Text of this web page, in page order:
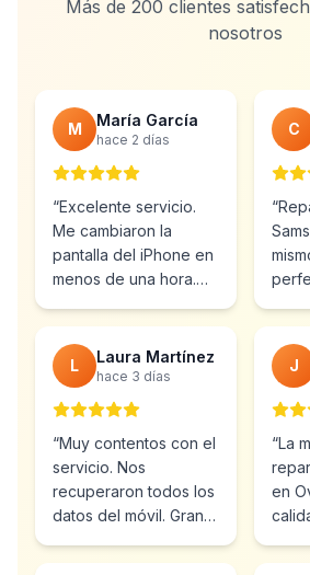
Más de 200 clientes
nosotros
M María García
hace 2 días
“Excelente servicio.
Me cambiaron la
pantalla del iPhone en
menos de una hora.
C
“
L Laura Martínez
hace 3 días
“Muy contentos con el
servicio. Nos
recuperaron todos los
datos del móvil. Gran
atención al cliente.”
J
“La
en